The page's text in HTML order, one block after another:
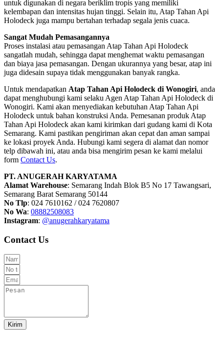
untuk digunakan di negara beriklim tropis yang memiliki
kelembapan dan intensitas hujan tinggi. Selain itu, Atap Tahan Api
Holodeck juga mampu bertahan terhadap segala jenis cuaca.
Sangat Mudah Pemasangannya
Proses instalasi atau pemasangan Atap Tahan Api Holodeck
sangatlah mudah, sehingga dapat menghemat waktu pemasangan
dan biaya jasa pemasangan. Dengan ukurannya yang besar, atap ini
juga didesain supaya tidak menggunakan banyak rangka.
Untuk mendapatkan Atap Tahan Api Holodeck di Wonogiri, anda
dapat menghubungi kami selaku Agen Atap Tahan Api Holodeck di
Wonogiri. Kami akan menyediakan kebutuhan Atap Tahan Api
Holodeck untuk bahan konstruksi Anda. Pemesanan produk Atap
Tahan Api Holodeck akan kami kirimkan dari gudang kami di Kota
Semarang. Kami pastikan pengiriman akan cepat dan aman sampai
ke lokasi proyek Anda. Hubungi kami segera di alamat dan nomor
telp dibawah ini, atau anda bisa mengirim pesan ke kami melalui
form Contact Us.
PT. ANUGERAH KARYATAMA
Alamat Warehouse: Semarang Indah Blok B5 No 17 Tawangsari,
Semarang Barat Semarang 50144
No Tlp: 024 7610162 / 024 7620807
No Wa: 08882508083
Instagram: @anugerahkaryatama
Contact Us
Kirim